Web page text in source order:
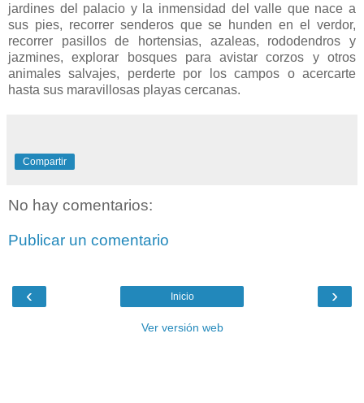
jardines del palacio y la inmensidad del valle que nace a
sus pies, recorrer senderos que se hunden en el verdor,
recorrer pasillos de hortensias, azaleas, rododendros y
jazmines, explorar bosques para avistar corzos y otros
animales salvajes, perderte por los campos o acercarte
hasta sus maravillosas playas cercanas.
Compartir
No hay comentarios:
Publicar un comentario
‹ ›
Inicio
Ver versión web